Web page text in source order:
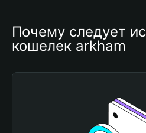
Почему следует
кошелек arkham